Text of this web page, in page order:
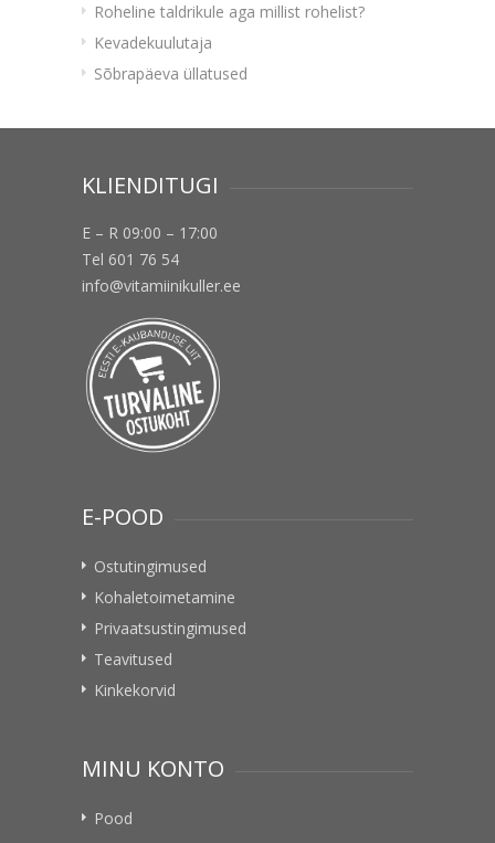
Roheline taldrikule aga millist rohelist?
Kevadekuulutaja
Sõbrapäeva üllatused
KLIENDITUGI
E – R 09:00 – 17:00
Tel 601 76 54
info@vitamiinikuller.ee
E-POOD
Ostutingimused
Kohaletoimetamine
Privaatsustingimused
Teavitused
Kinkekorvid
MINU KONTO
Pood